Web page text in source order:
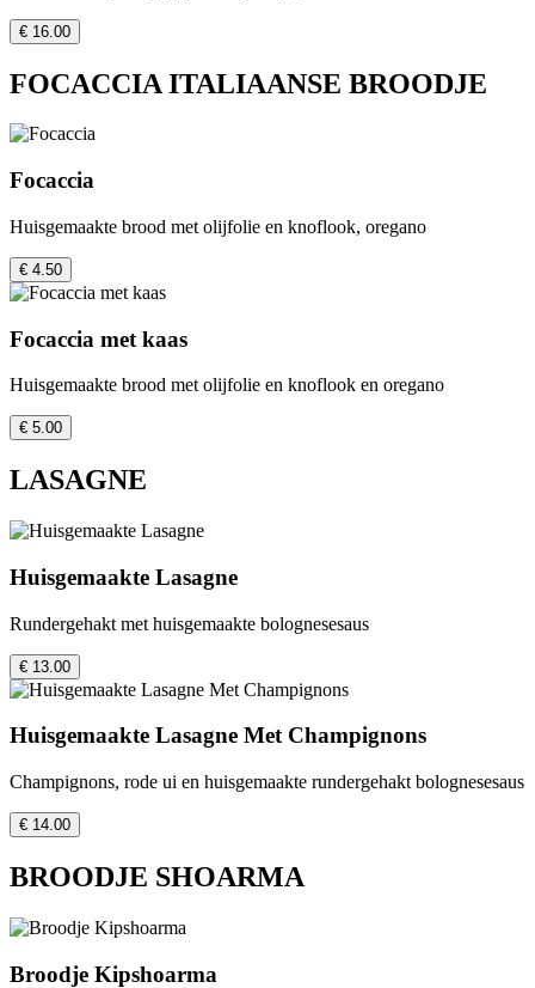
€ 16.00
FOCACCIA ITALIAANSE BROODJE
Focaccia
Huisgemaakte brood met olijfolie en knoflook, oregano
€ 4.50
Focaccia met kaas
Huisgemaakte brood met olijfolie en knoflook en oregano
€ 5.00
LASAGNE
Huisgemaakte Lasagne
Rundergehakt met huisgemaakte bolognesesaus
€ 13.00
Huisgemaakte Lasagne Met Champignons
Champignons, rode ui en huisgemaakte rundergehakt bolognesesaus
€ 14.00
BROODJE SHOARMA
Broodje Kipshoarma